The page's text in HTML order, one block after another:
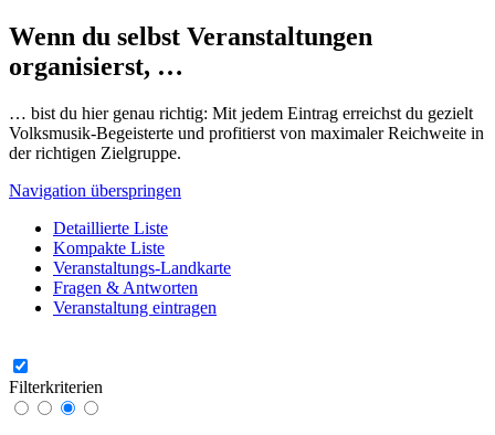
Wenn du selbst Veranstaltungen
organisierst, …
… bist du hier genau richtig: Mit jedem Eintrag erreichst du gezielt
Volksmusik-Begeisterte und profitierst von maximaler Reichweite in
der richtigen Zielgruppe.
Navigation überspringen
Detaillierte Liste
Kompakte Liste
Veranstaltungs-Landkarte
Fragen & Antworten
Veranstaltung eintragen
Filterkriterien